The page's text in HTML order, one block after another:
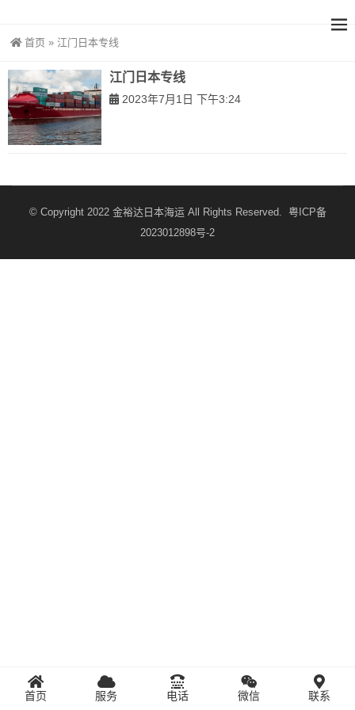
首页 » 江门日本专线
江门日本专线
2023年7月1日 下午3:24
© Copyright 2022 金裕达日本海运All Rights Reserved. 粤ICP备
2023012898号-2
首页 服务 电话 微信 联系